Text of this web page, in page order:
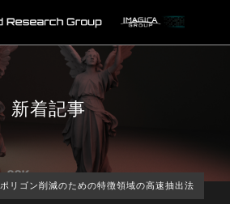
新着記事
ポリゴン削減のための特徴領域の高速抽出法